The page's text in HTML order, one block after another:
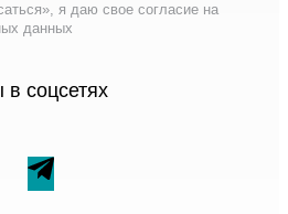
я даю свое согласие на
данных
соцсетях